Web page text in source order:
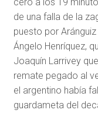
de una falla de la
puesto por
Ángelo Henríquez,
Joaquín Larrivey
remate pegado al
el argentino había
guardameta del